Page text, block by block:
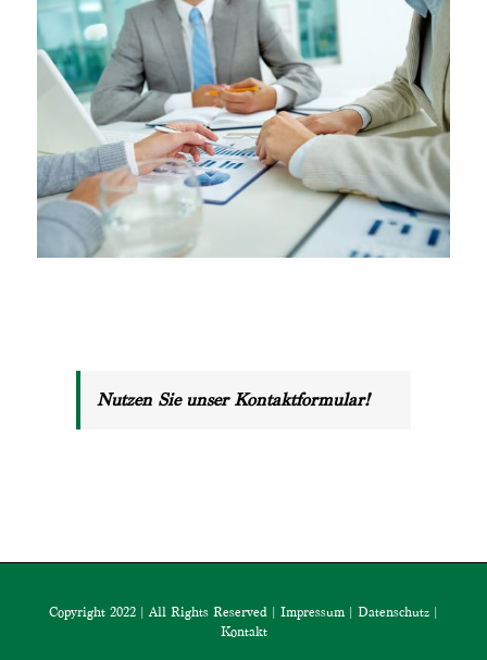
Nutzen Sie unser Kontaktformular!
Copyright 2022 | All Rights Reserved | Impressum | Datenschutz |
Kontakt